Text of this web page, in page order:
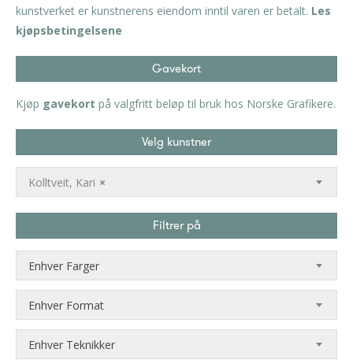
kunstverket er kunstnerens eiendom inntil varen er betalt. Les
kjøpsbetingelsene
Gavekort
Kjøp gavekort på valgfritt beløp til bruk hos Norske Grafikere.
Velg kunstner
×
Kolltveit, Kari
Filtrer på
Enhver Farger
Enhver Format
Enhver Teknikker